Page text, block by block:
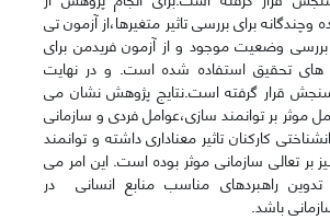
برای بررسی تاثیر متغیرها،از آزمون تی
وضعیت موجود و از آزمون فریدمن برای
تحقیق استفاده شده است. و در نهایت
قرار گرفته است.نتایج پژوهش نشان می
موثر بر توانمند سازی،عوامل فردی و سازمانی
کارکنان تاثیر معناداری داشته و توانمند
بر تعالی سازمانی موثر بوده است. این امر می
تدوین راهبردهای مناسب منابع انسانی در
باشد.